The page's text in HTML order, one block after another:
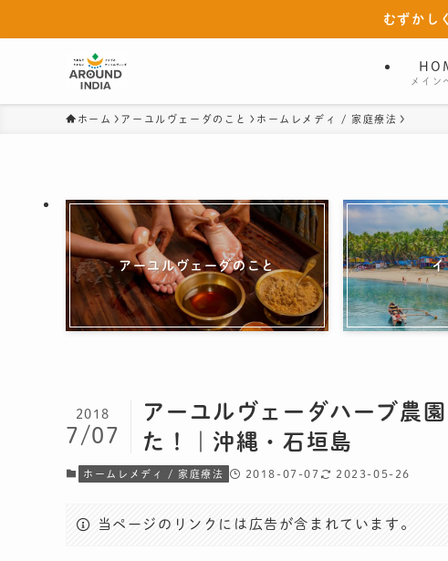
むずかし
メイン
ホーム アーユルヴェーダのこと ホームレメディ / 家庭療法
アーユルヴェーダのこと イ
アーユルヴェーダハーブ農
た！｜沖縄・石垣島
2018
7/07
ホームレメディ / 家庭療法 2018-07-07 2023-05-26
当ページのリンクには広告が含まれています。